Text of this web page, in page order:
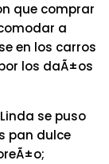
que comprar
a
en los carros
los daÃ±os
se puso
pan dulce